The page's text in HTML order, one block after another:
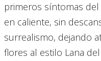
primeros síntomas del
en caliente, sin
surrealismo, dejando
flores al estilo Lana